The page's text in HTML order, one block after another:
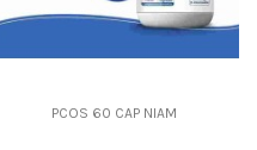
PCOS 60 CAP NIAM